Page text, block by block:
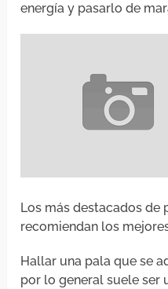
energía y pasarlo de
Los más destacados de
recomiendan los
Hallar una pala que se
por lo general suele ser